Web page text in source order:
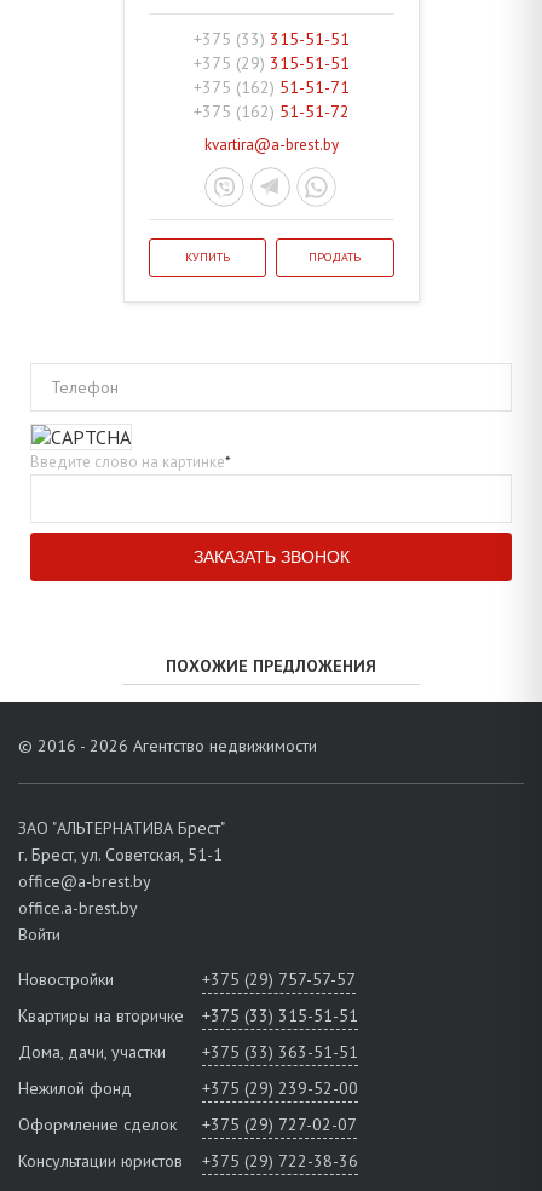
+375 (33) 315-51-51
+375 (29) 315-51-51
+375 (162) 51-51-71
+375 (162) 51-51-72
kvartira@a-brest.by
КУПИТЬ ПРОДАТЬ
Телефон
Введите слово на картинке*
ПОХОЖИЕ ПРЕДЛОЖЕНИЯ
© 2016 - 2026 Агентство недвижимости
ЗАО "АЛЬТЕРНАТИВА Брест"
г. Брест, ул. Советская, 51-1
office@a-brest.by
office.a-brest.by
Войти
Новостройки
+375 (29) 757-57-57
Квартиры на вторичке
+375 (33) 315-51-51
Дома, дачи, участки
+375 (33) 363-51-51
Нежилой фонд
+375 (29) 239-52-00
Оформление сделок
+375 (29) 727-02-07
Консультации юристов
+375 (29) 722-38-36